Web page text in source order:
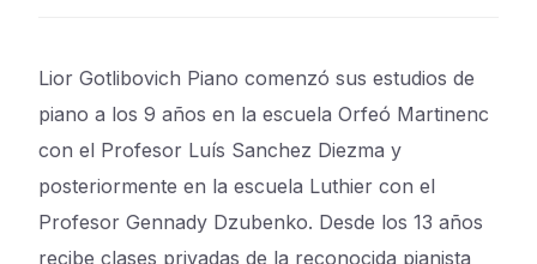
Lior Gotlibovich Piano comenzó sus estudios de
piano a los 9 años en la escuela Orfeó Martinenc
con el Profesor Luís Sanchez Diezma y
posteriormente en la escuela Luthier con el
Profesor Gennady Dzubenko. Desde los 13 años
recibe clases privadas de la reconocida pianista